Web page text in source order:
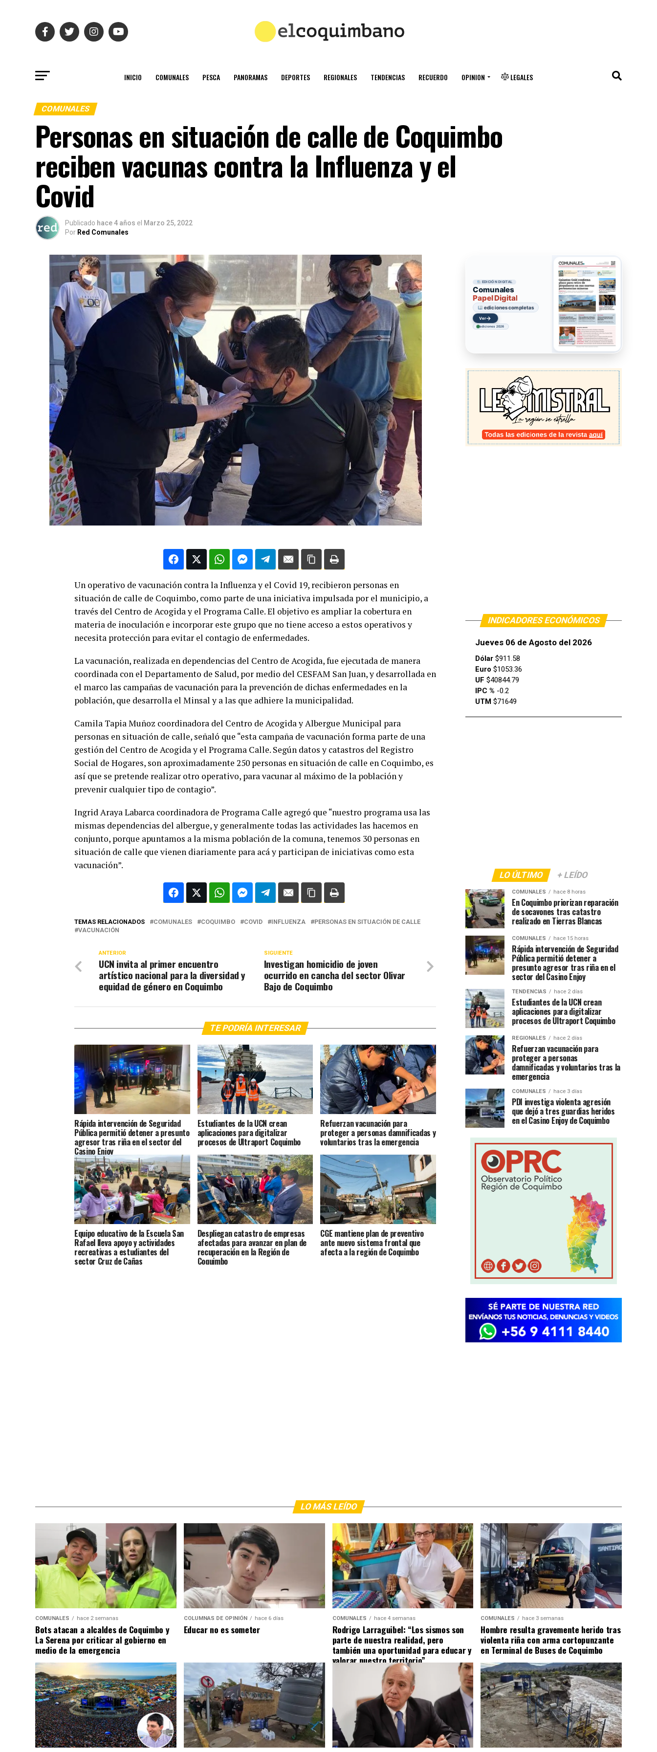
INICIO COMUNALES PESCA PANORAMAS DEPORTES REGIONALES TENDENCIAS RECUERDO OPINION LEGALES
COMUNALES
Personas en situación de calle de Coquimbo
reciben vacunas contra la Influenza y el
Covid
Publicado hace 4 años el Marzo 25, 2022
Por Red Comunales
Un operativo de vacunación contra la Influenza y el Covid 19, recibieron personas en
situación de calle de Coquimbo, como parte de una iniciativa impulsada por el municipio, a
través del Centro de Acogida y el Programa Calle. El objetivo es ampliar la cobertura en
materia de inoculación e incorporar este grupo que no tiene acceso a estos operativos y
necesita protección para evitar el contagio de enfermedades.
La vacunación, realizada en dependencias del Centro de Acogida, fue ejecutada de manera
coordinada con el Departamento de Salud, por medio del CESFAM San Juan, y desarrollada en
el marco las campañas de vacunación para la prevención de dichas enfermedades en la
población, que desarrolla el Minsal y a las que adhiere la municipalidad.
Camila Tapia Muñoz coordinadora del Centro de Acogida y Albergue Municipal para
personas en situación de calle, señaló que “esta campaña de vacunación forma parte de una
gestión del Centro de Acogida y el Programa Calle. Según datos y catastros del Registro
Social de Hogares, son aproximadamente 250 personas en situación de calle en Coquimbo, es
así que se pretende realizar otro operativo, para vacunar al máximo de la población y
prevenir cualquier tipo de contagio”.
Ingrid Araya Labarca coordinadora de Programa Calle agregó que “nuestro programa usa las
mismas dependencias del albergue, y generalmente todas las actividades las hacemos en
conjunto, porque apuntamos a la misma población de la comuna, tenemos 30 personas en
situación de calle que vienen diariamente para acá y participan de iniciativas como esta
vacunación”.
TEMAS RELACIONADOS COMUNALES COQUIMBO COVID INFLUENZA
PERSONAS EN SITUACIÓN DE CALLE
VACUNACIÓN
SIGUIENTE
Investigan homicidio de joven
ocurrido en cancha del sector Olivar
Bajo de Coquimbo
ANTERIOR
UCN invita al primer encuentro
artístico nacional para la diversidad y
equidad de género en Coquimbo
TE PODRÍA INTERESAR
Rápida intervención de Seguridad
Pública permitió detener a presunto
agresor tras riña en el sector del
Casino Enjoy
Estudiantes de la UCN crean
aplicaciones para digitalizar
procesos de Ultraport Coquimbo
Refuerzan vacunación para
proteger a personas damnificadas y
voluntarios tras la emergencia
Equipo educativo de la Escuela San
Rafael lleva apoyo y actividades
recreativas a estudiantes del
sector Cruz de Cañas
Despliegan catastro de empresas
afectadas para avanzar en plan de
recuperación en la Región de
Coquimbo
CGE mantiene plan de preventivo
ante nuevo sistema frontal que
afecta a la región de Coquimbo
EDICIÓN DIGITAL
Comunales
Papel Digital
ediciones completas
Ver→
ediciones 2026
INDICADORES ECONÓMICOS
Jueves 06 de Agosto del 2026
Dólar $911.58
Euro $1053.36
UF $40844.79
IPC % -0.2
UTM $71649
LO ÚLTIMO + LEÍDO
COMUNALES hace 8 horas
En Coquimbo priorizan reparación
de socavones tras catastro
realizado en Tierras Blancas
COMUNALES hace 15 horas
Rápida intervención de Seguridad
Pública permitió detener a
presunto agresor tras riña en el
sector del Casino Enjoy
TENDENCIAS hace 2 días
Estudiantes de la UCN crean
aplicaciones para digitalizar
procesos de Ultraport Coquimbo
REGIONALES hace 2 días
Refuerzan vacunación para
proteger a personas
damnificadas y voluntarios tras la
emergencia
COMUNALES hace 3 días
PDI investiga violenta agresión
que dejó a tres guardias heridos
en el Casino Enjoy de Coquimbo
LO MÁS LEÍDO
COMUNALES hace 2 semanas
Bots atacan a alcaldes de Coquimbo y
La Serena por criticar al gobierno en
medio de la emergencia
COLUMNAS DE OPINIÓN hace 6 días
Educar no es someter
COMUNALES hace 4 semanas
Rodrigo Larraguibel: “Los sismos son
parte de nuestra realidad, pero
también una oportunidad para educar y
valorar nuestro territorio”
COMUNALES hace 3 semanas
Hombre resulta gravemente herido tras
violenta riña con arma cortopunzante
en Terminal de Buses de Coquimbo